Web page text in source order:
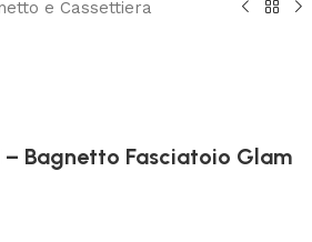
e Cassettiera
– Bagnetto Fasciatoio Glam